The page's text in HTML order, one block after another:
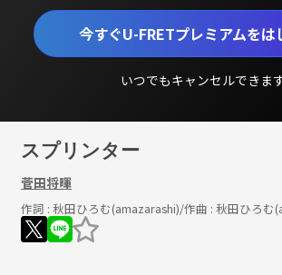
今すぐU-FRETプレミアムをは
いつでもキャンセルできま
スプリンター
菅田将暉
作詞 : 秋田ひろむ(amazarashi)/作曲 : 秋田ひろむ